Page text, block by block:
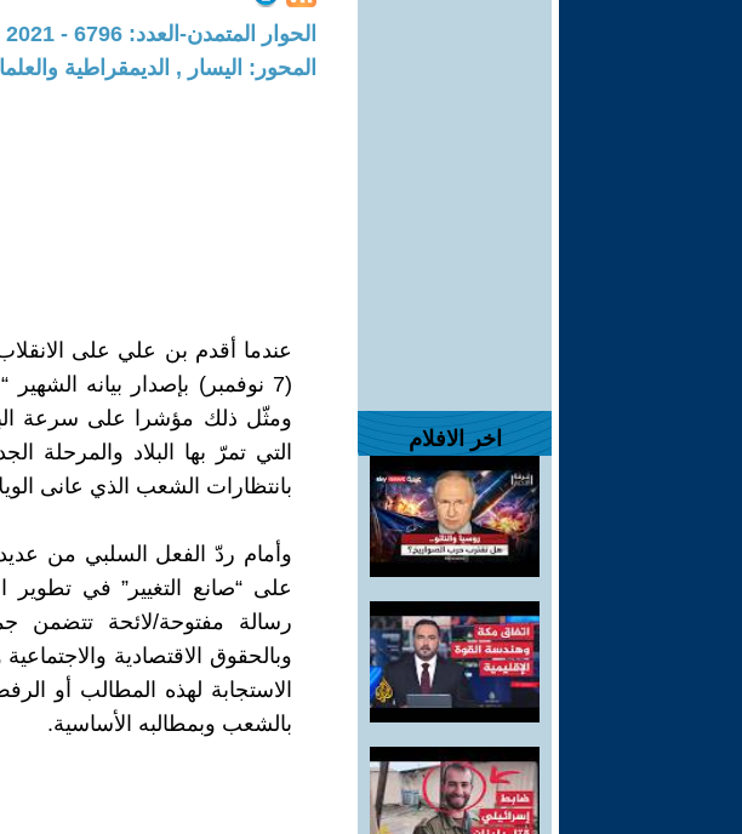
اخر الافلام
الحوار المتمدن-العدد: 6796 - 2021 / 1 / 23 - 13:18
المحور: اليسار , الديمقراطية
عندما أقدم بن علي على
(7 نوفمبر) بإصدار بيانه
ومثّل ذلك مؤشرا على سرعة
التي تمرّ بها البلاد والمرحلة
بانتظارات الشعب الذي عانى
وأمام ردّ الفعل السلبي من
على “صانع التغيير” في
رسالة مفتوحة/لائحة تتضمن
وبالحقوق الاقتصادية
الاستجابة لهذه المطالب أو
بالشعب وبمطالبه الأساسية.